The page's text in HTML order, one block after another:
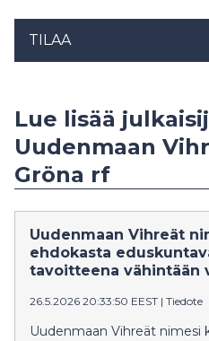
TILAA
Lue lisää
Uudenmaan
Gröna rf
Uudenmaan Vihreät
ehdokasta
tavoitteena vähintään
26.5.2026 20:33:50 EEST | Tiedote
Uudenmaan Vihreät nimesi